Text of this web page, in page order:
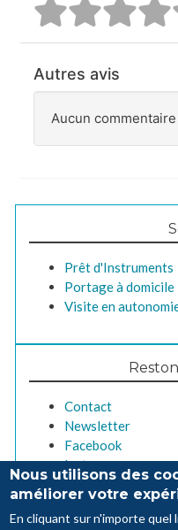
Autres avis
Aucun
Prêt d'Instruments
Portage à domicile
Visite en
Contact
Newsletter
Facebook
Instagram
Nous utilisons des
améliorer votre
En cliquant sur n'importe quel